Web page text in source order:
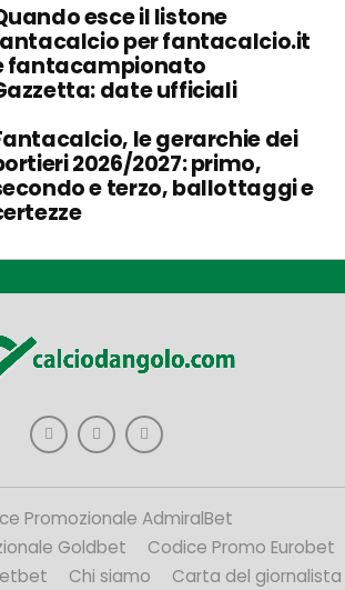
esce il listone
per fantacalcio.it
fantacampionato
date ufficiali
le gerarchie dei
2026/2027: primo,
e terzo, ballottaggi e
Promozionale AdmiralBet
Goldbet
Codice Promo Eurobet
Chi siamo
Carta del giornalista